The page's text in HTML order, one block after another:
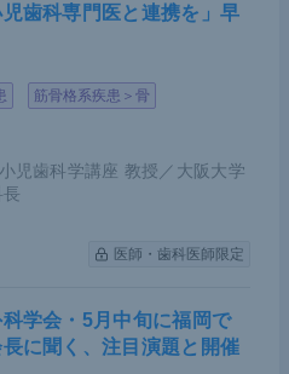
歯科専門医と連携を」早
筋骨格系疾患＞骨
児歯科学講座 教授／大阪大学
医師・歯科医師限定
学会・5月中旬に福岡で
に聞く、注目演題と開催